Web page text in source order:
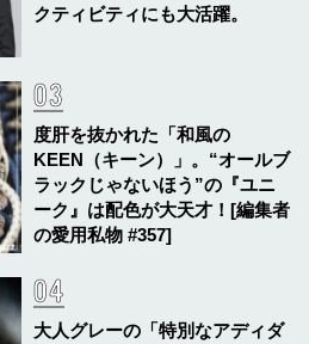
クティビティにも大活躍。
度肝を抜かれた「和風の
KEEN（キーン）」。“オールブ
ラックじゃないほう”の『ユニ
ーク』は配色が大天才！[編集者
の愛用私物 #357]
大人グレーの「特別なアディダ